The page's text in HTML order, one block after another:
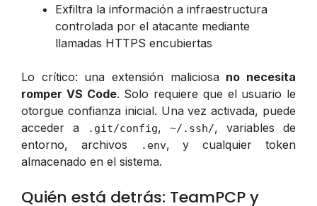
Exfiltra la información a infraestructura
controlada por el atacante mediante
llamadas HTTPS encubiertas
Lo crítico: una extensión maliciosa no necesita
romper VS Code. Solo requiere que el usuario le
otorgue confianza inicial. Una vez activada, puede
acceder a
.git/config, ~/.ssh/, variables de
entorno, archivos
.env, y cualquier token
almacenado en el sistema.
Quién está detrás: TeamPCP y